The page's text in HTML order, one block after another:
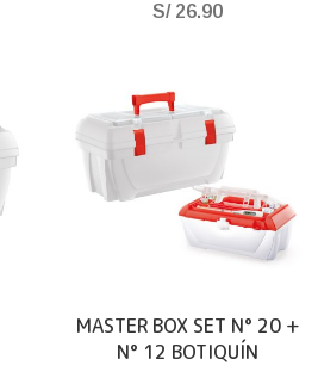
S/26.90
MASTER BOX SET N° 20 +
N° 12 BOTIQUÍN